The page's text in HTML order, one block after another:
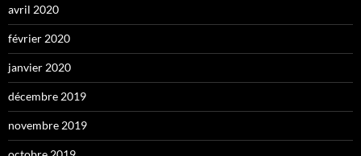
avril 2020
février 2020
janvier 2020
décembre 2019
novembre 2019